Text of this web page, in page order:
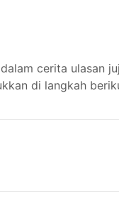
cerita ulasan
di langkah